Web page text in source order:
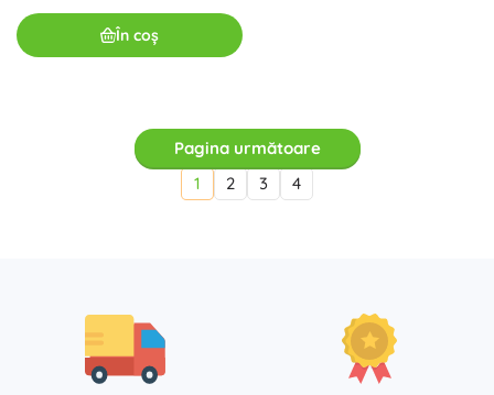
În coș
Pagina următoare
1
2 3 4